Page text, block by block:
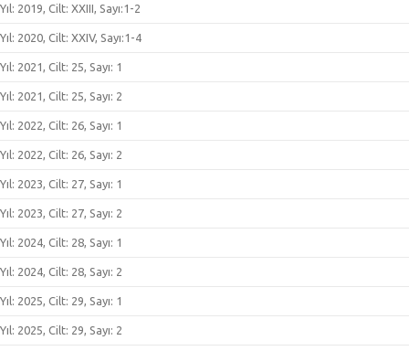
Yıl: 2019, Cilt: XXIII, Sayı:1-2
Yıl: 2020, Cilt: XXIV, Sayı:1-4
Yıl: 2021, Cilt: 25, Sayı: 1
Yıl: 2021, Cilt: 25, Sayı: 2
Yıl: 2022, Cilt: 26, Sayı: 1
Yıl: 2022, Cilt: 26, Sayı: 2
Yıl: 2023, Cilt: 27, Sayı: 1
Yıl: 2023, Cilt: 27, Sayı: 2
Yıl: 2024, Cilt: 28, Sayı: 1
Yıl: 2024, Cilt: 28, Sayı: 2
Yıl: 2025, Cilt: 29, Sayı: 1
Yıl: 2025, Cilt: 29, Sayı: 2